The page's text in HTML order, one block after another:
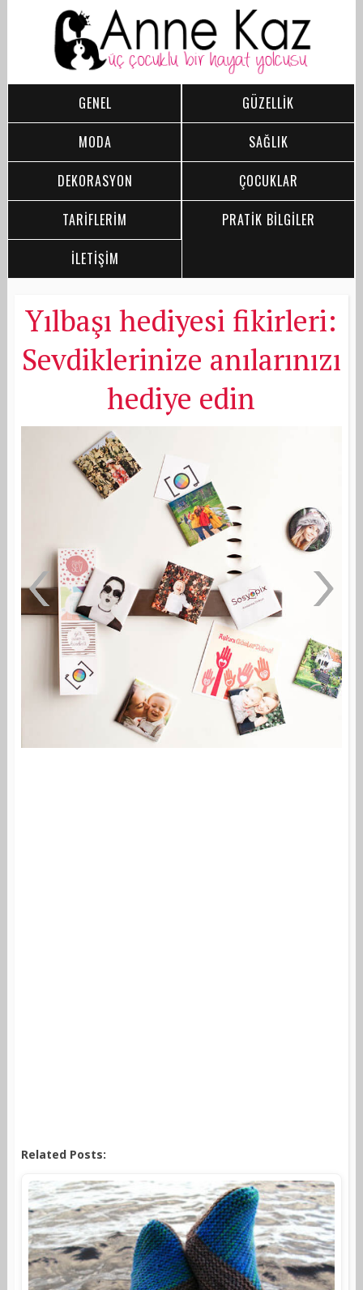
GENEL
GÜZELLİK
MODA
SAĞLIK
DEKORASYON
ÇOCUKLAR
TARİFLERİM
PRATİK BİLGİLER
İLETİŞİM
Yılbaşı hediyesi fikirleri:
Sevdiklerinize anılarınızı
hediye edin
Related Posts: